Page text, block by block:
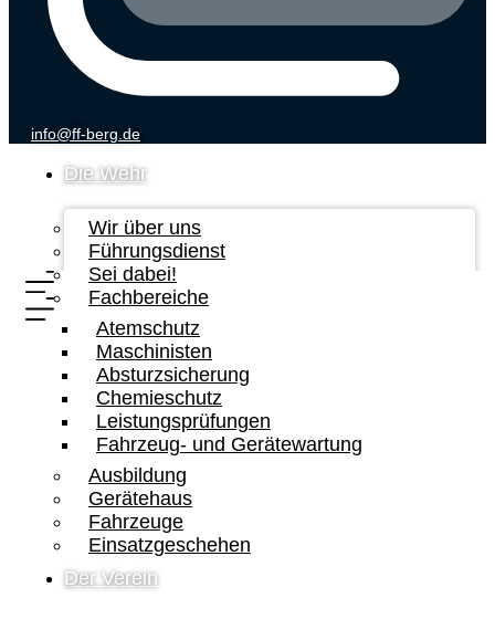
info@ff-berg.de
Die Wehr
Wir über uns
Führungsdienst
Sei dabei!
Fachbereiche
Atemschutz
Maschinisten
Absturzsicherung
Chemieschutz
Leistungsprüfungen
Fahrzeug- und Gerätewartung
Ausbildung
Gerätehaus
Fahrzeuge
Einsatzgeschehen
Der Verein